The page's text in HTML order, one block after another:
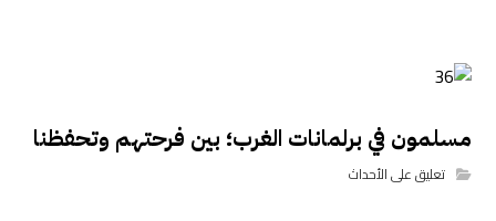
مسلمون في برلمانات الغرب؛ بين فرحتهم وتحفظنا
تعليق على الأحداث